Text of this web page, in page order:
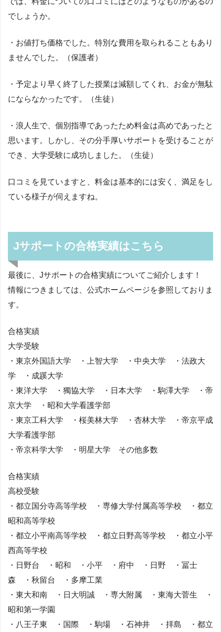
でしょうか。
・お値打ち価格でした。特別な費用を取られることもあり
ませんでした。（保護者）
・予定より早く終了した授業は減額してくれ、お金が無駄
にならなかったです。（生徒）
・浪人生で、個別指導であったため料金は高めであったと
思います。しかし、その分手厚いサポートを受けることが
でき、大学受験に成功しました。（生徒）
口コミを見ていますと、料金は基本的には安く、満足をし
ている様子が伺えますね。
Jサポートの合格実績はこちら
最後に、Jサポートの合格実績についてご紹介します！
情報につきましては、公式ホームページを参照しておりま
す。
合格実績
大学受験
・東京外国語大学 ・上智大学 ・中央大学 ・法政大
学 ・成蹊大学
・東洋大学 ・獨協大学 ・日本大学 ・駒澤大学 ・帝
京大学 ・昭和大学看護学部
・東京工科大学 ・桜美林大学 ・杏林大学 ・帝京平成
大学看護学部
・帝京科学大学 ・明星大学 その他多数
合格実績
高校受験
・都立国分寺高等学校 ・専修大学付属高等学校 ・都立
昭和高等学校
・都立小平南高等学校 ・都立日野高等学校 ・都立小平
西高等学校
・日野台 ・昭和 ・小平 ・府中 ・日野 ・冨士
森 ・秋留台 ・多摩工業
・東大和南 ・日大明誠 ・専大附属 ・東海大菅生 ・
昭和第一学園
・八王子東 ・国際 ・駒場 ・石神井 ・拝島 ・都立